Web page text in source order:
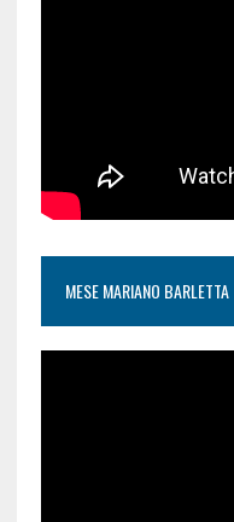
MESE MARIANO BARLETTA